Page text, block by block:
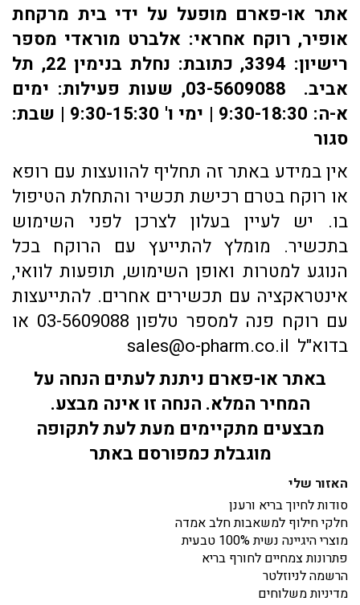
אתר או-פארם מופעל על ידי בית מרקחת
אופיר, רוקח אחראי: אלברט מוראדי מספר
רישיון: 3394, כתובת: ​נחלת בנימין 22, תל
אביב. 03-5609088, שעות פעילות: ימים
א-ה: 9:30-18:30 | ימי ו' 9:30-15:30 | שבת:
סגור
אין במידע באתר זה תחליף להוועצות עם רופא
או רוקח בטרם רכישת תכשיר והתחלת הטיפול
בו. יש לעיין בעלון לצרכן לפני השימוש
בתכשיר. מומלץ להתייעץ עם הרוקח בכל
הנוגע למטרות ואופן השימוש, תופעות לוואי,
אינטראקציה עם תכשירים אחרים. להתייעצות
עם רוקח פנה למספר טלפון 03-5609088 או
בדוא"ל sales@o-pharm.co.il
באתר או-פארם ניתנת לעתים הנחה על
המחיר המלא. הנחה זו אינה מבצע.
מבצעים מתקיימים מעת לעת לתקופה
מוגבלת כמפורסם באתר
האזור שלי
סודות לחיוך בריא ורענן
חלקי חילוף למשאבות חלב אמדה
מוצרי היגיינה נשית 100% טבעית
פתרונות צמחיים לחורף בריא
הרשמה לניוזלטר
מדיניות משלוחים